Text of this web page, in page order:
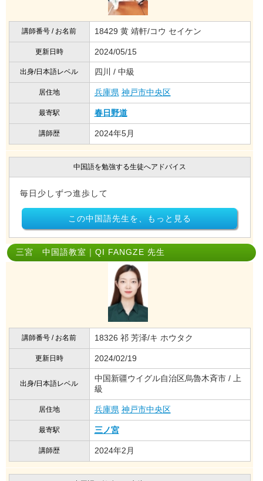
講師番号 / お名前 18429 黄 靖軒/コウ セイケン
更新日時 2024/05/15
出身/日本語レベル 四川 / 中級
居住地 兵庫県 神戸市中央区
最寄駅 春日野道
講師歴 2024年5月
中国語を勉強する生徒へアドバイス
毎日少しずつ進歩して
この中国語先生を、もっと見る
三宮 中国語教室｜QI FANGZE 先生
講師番号 / お名前 18326 祁 芳泽/キ ホウタク
更新日時 2024/02/19
出身/日本語レベル
中国新疆ウイグル自治区烏魯木斉市 / 上
級
居住地 兵庫県 神戸市中央区
最寄駅 三ノ宮
講師歴 2024年2月